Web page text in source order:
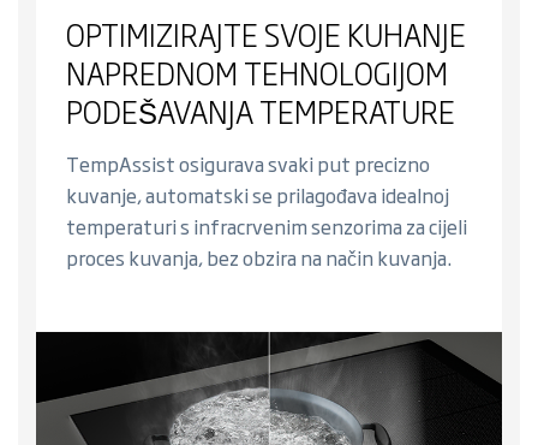
OPTIMIZIRAJTE SVOJE KUHANJE
NAPREDNOM TEHNOLOGIJOM
PODEŠAVANJA TEMPERATURE
TempAssist osigurava svaki put precizno
kuvanje, automatski se prilagođava idealnoj
temperaturi s infracrvenim senzorima za cijeli
proces kuvanja, bez obzira na način kuvanja.